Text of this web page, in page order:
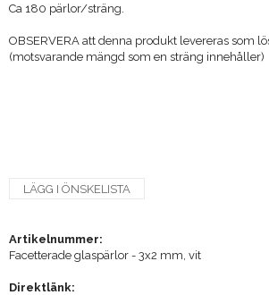
Ca 180 pärlor/sträng.
OBSERVERA att denna produkt levereras som
(motsvarande mängd som en sträng innehåller)
LÄGG I ÖNSKELISTA
Artikelnummer:
Facetterade glaspärlor - 3x2 mm, vit
Direktlänk: